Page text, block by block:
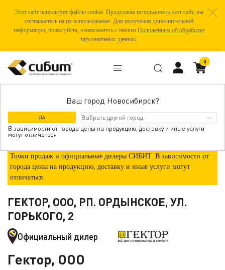
Этот сайт использует файлы cookie. Продолжая использовать этот сайт, вы
соглашаетесь на их использование. Для получения дополнительной
информации, пожалуйста, ознакомьтесь с нашим Положением об обработке
персональных данных.
Ваш город Новосибирск?
ДА
В зависимости от города цены на продукцию, доставку и иные услуги
могут отличаться
0
ГДЕ КУПИТЬ
Точки продаж и официальные дилеры СИБИТ. В зависимости от
города цены на продукцию, доставку и иные услуги могут
отличаться.
ГЕКТОР, ООО, РП. ОРДЫНСКОЕ, УЛ.
ГОРЬКОГО, 2
Официальный дилер
Гектор, ООО